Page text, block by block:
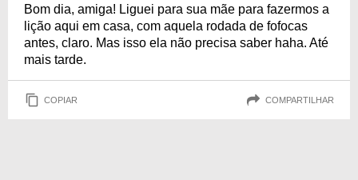
Bom dia, amiga! Liguei para sua mãe para fazermos a
lição aqui em casa, com aquela rodada de fofocas
antes, claro. Mas isso ela não precisa saber haha. Até
mais tarde.
COPIAR COMPARTILHAR